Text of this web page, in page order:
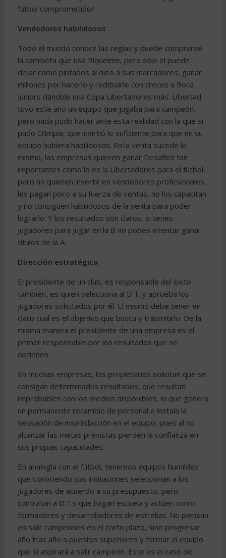
fútbol comprometido?
Vendedores habilidosos
Todo el mundo conoce las reglas y puede comprarse
la camiseta que usa Riquelme, pero sólo el puede
dejar como pintados al óleo a sus marcadores, ganar
millones por hacerlo y redituarle con creces a Boca
Juniors dándole una Copa Libertadores más. Libertad
tuvo este año un equipo que jugaba para campeón,
pero nada pudo hacer ante esta realidad con la que si
pudo Olimpia, que invirtió lo suficiente para que en su
equipo hubiera habilidosos. En la venta sucede lo
mismo, las empresas quieren ganar Desafíos tan
importantes como lo es la Libertadores para el fútbol,
pero no quieren invertir en vendedores profesionales,
les pagan poco a su fuerza de ventas, no los capacitan
y no consiguen habilidosos de la venta para poder
lograrlo. Y los resultados son claros, si tenes
jugadores para jugar en la B no podes intentar ganar
títulos de la A.
Dirección estratégica
El presidente de un club, es responsable del éxito
también, es quien selecciona al D.T. y aprueba los
jugadores solicitados por él. El mismo debe tener en
claro cual es el objetivo que busca y trasmitirlo. De la
misma manera el presidente de una empresa es el
primer responsable por los resultados que se
obtienen.
En muchas empresas, los propietarios solicitan que se
consigan determinados resultados, que resultan
improbables con los medios disponibles, lo que genera
un permanente recambio de personal e instala la
sensación de insatisfacción en el equipo, pues al no
alcanzar las metas previstas pierden la confianza en
sus propias capacidades.
En analogía con el fútbol, tenemos equipos humildes
que conociendo sus limitaciones seleccionan a los
jugadores de acuerdo a su presupuesto, pero
contratan a D.T.s que hagan escuela y actúen como
formadores y desarrolladores de estrellas. No piensan
en salir campeones en el corto plazo, sino progresar
año tras año a puestos superiores y formar el equipo
que si aspirará a salir campeón. Este es el caso de